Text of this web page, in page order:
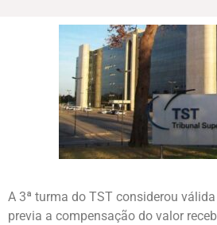
A 3ª turma do TST considerou
previa a compensação do valor